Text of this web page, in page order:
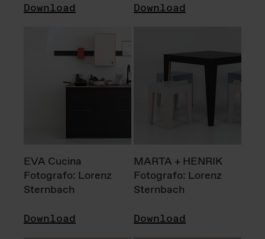
Download Download
EVA Cucina
Fotografo: Lorenz
Sternbach
Download
MARTA + HENRIK
Fotografo: Lorenz
Sternbach
Download